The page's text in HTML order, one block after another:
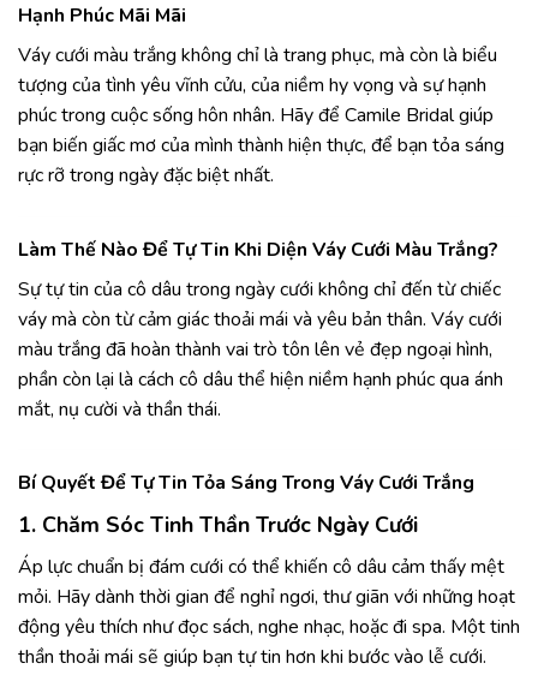
Hạnh Phúc Mãi Mãi
Váy cưới màu trắng không chỉ là trang phục, mà còn là biểu
tượng của tình yêu vĩnh cửu, của niềm hy vọng và sự hạnh
phúc trong cuộc sống hôn nhân. Hãy để Camile Bridal giúp
bạn biến giấc mơ của mình thành hiện thực, để bạn tỏa sáng
rực rỡ trong ngày đặc biệt nhất.
Làm Thế Nào Để Tự Tin Khi Diện Váy Cưới Màu Trắng?
Sự tự tin của cô dâu trong ngày cưới không chỉ đến từ chiếc
váy mà còn từ cảm giác thoải mái và yêu bản thân. Váy cưới
màu trắng đã hoàn thành vai trò tôn lên vẻ đẹp ngoại hình,
phần còn lại là cách cô dâu thể hiện niềm hạnh phúc qua ánh
mắt, nụ cười và thần thái.
Bí Quyết Để Tự Tin Tỏa Sáng Trong Váy Cưới Trắng
1. Chăm Sóc Tinh Thần Trước Ngày Cưới
Áp lực chuẩn bị đám cưới có thể khiến cô dâu cảm thấy mệt
mỏi. Hãy dành thời gian để nghỉ ngơi, thư giãn với những hoạt
động yêu thích như đọc sách, nghe nhạc, hoặc đi spa. Một tinh
thần thoải mái sẽ giúp bạn tự tin hơn khi bước vào lễ cưới.